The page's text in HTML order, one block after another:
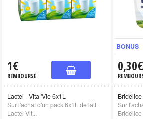
1€
REMBOURSÉ
Lactel - Vita 'Vie 6x1L
Sur l'achat d'un pack 6x1L de lait
Lactel Vit...
BONUS
0,30€
Sur